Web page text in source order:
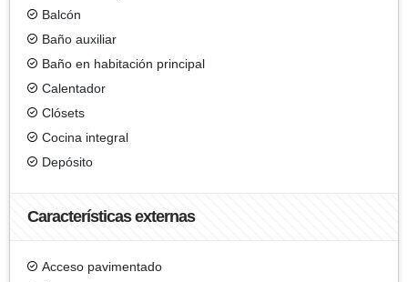
Balcón
Baño auxiliar
Baño en habitación principal
Calentador
Clósets
Cocina integral
Depósito
Características externas
Acceso pavimentado